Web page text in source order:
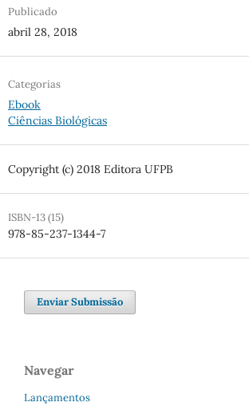
Publicado
abril 28, 2018
Categorias
Ebook
Ciências Biológicas
Copyright (c) 2018 Editora UFPB
ISBN-13 (15)
978-85-237-1344-7
Enviar Submissão
Navegar
Lançamentos